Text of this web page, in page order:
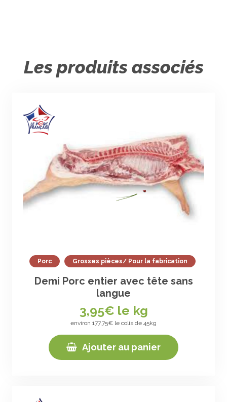
Les produits associés
Porc Grosses pièces/ Pour la fabrication
Demi Porc entier avec tête sans
langue
3,95€ le kg
environ 177,75€ le colis de 45kg
Ajouter au panier